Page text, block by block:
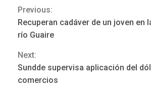
Continue
Reading
Previous:
Recuperan cadáver de un joven en
río Guaire
Next:
Sundde supervisa aplicación del
comercios
ÚLTIMA HORA